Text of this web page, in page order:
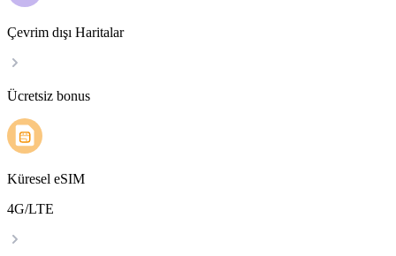
Çevrim dışı Haritalar
Ücretsiz bonus
Küresel eSIM
4G/LTE